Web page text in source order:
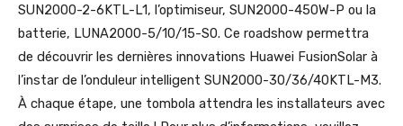
SUN2000-2-6KTL-L1, l’optimiseur, SUN2000-450W-P ou la
batterie, LUNA2000-5/10/15-S0. Ce roadshow permettra
de découvrir les dernières innovations Huawei FusionSolar à
l’instar de l’onduleur intelligent SUN2000-30/36/40KTL-M3.
À chaque étape, une tombola attendra les installateurs avec